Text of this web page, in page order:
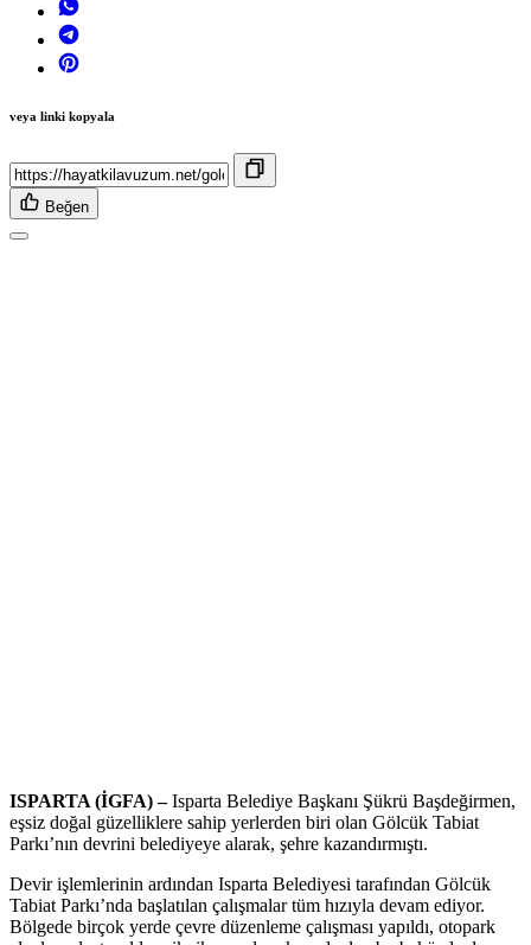
veya linki kopyala
Beğen
ISPARTA (İGFA) –Isparta Belediye Başkanı Şükrü Başdeğirmen,
eşsiz doğal güzelliklere sahip yerlerden biri olan Gölcük Tabiat
Parkı’nın devrini belediyeye alarak, şehre kazandırmıştı.
Devir işlemlerinin ardından Isparta Belediyesi tarafından Gölcük
Tabiat Parkı’nda başlatılan çalışmalar tüm hızıyla devam ediyor.
Bölgede birçok yerde çevre düzenleme çalışması yapıldı, otopark